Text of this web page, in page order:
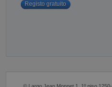
Registo gratuito